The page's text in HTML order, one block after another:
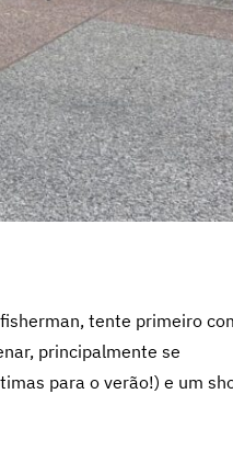
tente primeiro
principalmente se
para o verão!) e um